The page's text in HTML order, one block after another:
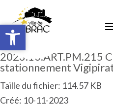
Ouvrir la barre d’outils
2023.10.ART.PM.215
stationnement
Taille du fichier: 114.57 KB
Créé: 10-11-2023
Ouvrir la barre d’outils